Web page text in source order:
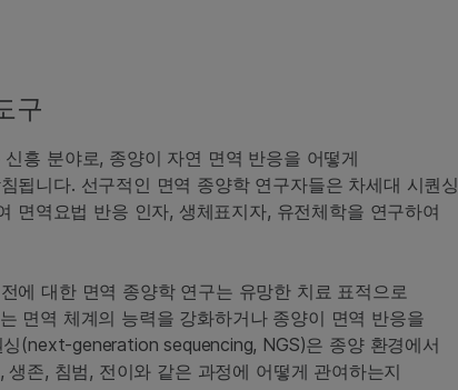
구
흥 분야로, 종양이 자연 면역 반응을 어떻게
됩니다. 선구적인 면역 종양학 연구자들은 차세대 시퀀싱
면역요법 반응 인자, 생체표지자, 유전체학을 연구하여
에 대한 면역 종양학 연구는 유망한 치료 표적으로
면역 체계의 능력을 강화하거나 종양이 면역 반응을
(next-generation sequencing, NGS)은 종양 환경에서
존, 침범, 전이와 같은 과정에 어떻게 관여하는지